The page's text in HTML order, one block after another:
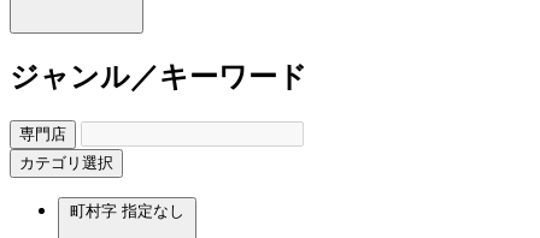
ジャンル／キーワード
専門店
カテゴリ選択
町村字 指定なし